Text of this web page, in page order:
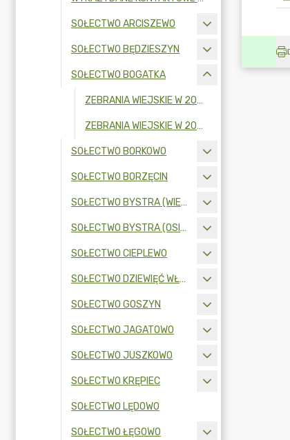
SOŁECTWO ARCISZEWO
SOŁECTWO BĘDZIESZYN
SOŁECTWO BOGATKA
ZEBRANIA WIEJSKIE W 2025R.
ZEBRANIA WIEJSKIE W 2024 R.
SOŁECTWO BORKOWO
SOŁECTWO BORZĘCIN
SOŁECTWO BYSTRA (WIEŚ)
SOŁECTWO BYSTRA (OSIEDLE)
SOŁECTWO CIEPLEWO
SOŁECTWO DZIEWIĘĆ WŁÓK
SOŁECTWO GOSZYN
SOŁECTWO JAGATOWO
SOŁECTWO JUSZKOWO
SOŁECTWO KRĘPIEC
SOŁECTWO LĘDOWO
SOŁECTWO ŁĘGOWO